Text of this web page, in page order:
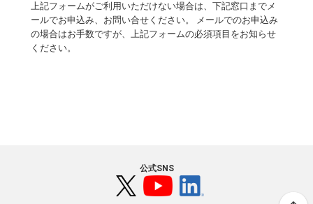
上記フォームがご利用いただけない場合は、下記窓口までメ
ールでお申込み、お問い合せください。 メールでのお申込み
の場合はお手数ですが、上記フォームの必須項目をお知らせ
ください。
公式SNS